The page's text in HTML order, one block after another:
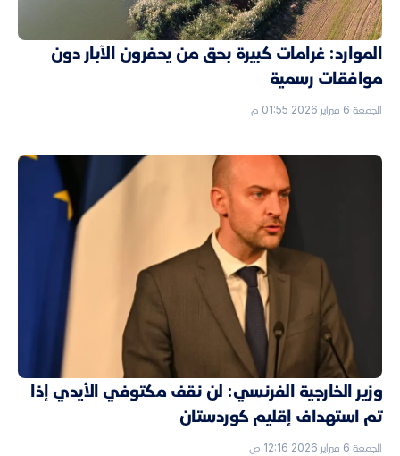
الموارد: غرامات كبيرة بحق من يحفرون الآبار دون
موافقات رسمية
الجمعة 6 فبراير 2026 01:55 م
وزير الخارجية الفرنسي: لن نقف مكتوفي الأيدي إذا
تم استهداف إقليم كوردستان
الجمعة 6 فبراير 2026 12:16 ص